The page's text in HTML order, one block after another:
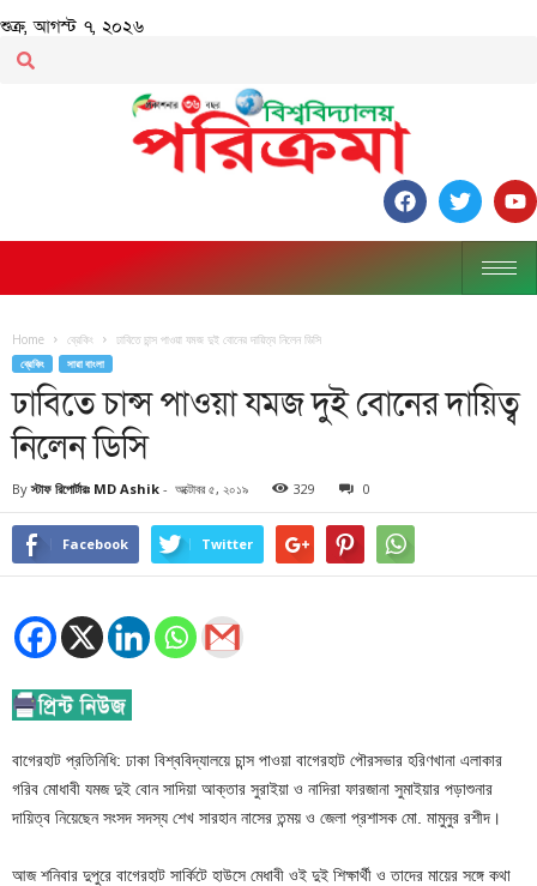
শুক্র, আগস্ট ৭, ২০২৬
Home ব্রেকিং ঢাবিতে চান্স পাওয়া যমজ দুই বোনের দায়িত্ব নিলেন ডিসি
ব্রেকিং সারা বাংলা
ঢাবিতে চান্স পাওয়া যমজ দুই বোনের দায়িত্ব
নিলেন ডিসি
By স্টাফ রিপোর্টারঃ MD Ashik - অক্টোবর ৫, ২০১৯ 329 0
Facebook Twitter
বাগেরহাট প্রতিনিধি: ঢাকা বিশ্ববিদ্যালয়ে চান্স পাওয়া বাগেরহাট পৌরসভার হরিণখানা এলাকার
গরিব মোধাবী যমজ দুই বোন সাদিয়া আক্তার সুরাইয়া ও নাদিরা ফারজানা সুমাইয়ার পড়াশুনার
দায়িত্ব নিয়েছেন সংসদ সদস্য শেখ সারহান নাসের তন্ময় ও জেলা প্রশাসক মো. মামুনুর রশীদ।
আজ শনিবার দুপুরে বাগেরহাট সার্কিটে হাউসে মেধাবী ওই দুই শিক্ষার্থী ও তাদের মায়ের সঙ্গে কথা